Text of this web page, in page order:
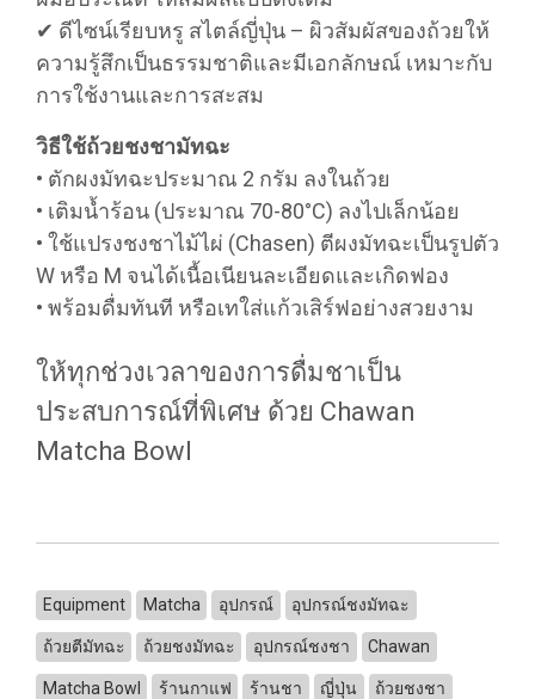
✔ ดีไซน์เรียบหรู สไตล์ญี่ปุ่น – ผิวสัมผัสของถ้วยให้
ความรู้สึกเป็นธรรมชาติและมีเอกลักษณ์ เหมาะกับ
การใช้งานและการสะสม
วิธีใช้ถ้วยชงชามัทฉะ
• ตักผงมัทฉะประมาณ 2 กรัม ลงในถ้วย
• เติมน้ำร้อน (ประมาณ 70-80°C) ลงไปเล็กน้อย
• ใช้แปรงชงชาไม้ไผ่ (Chasen) ตีผงมัทฉะเป็นรูปตัว
W หรือ M จนได้เนื้อเนียนละเอียดและเกิดฟอง
• พร้อมดื่มทันที หรือเทใส่แก้วเสิร์ฟอย่างสวยงาม
ให้ทุกช่วงเวลาของการดื่มชาเป็น
ประสบการณ์ที่พิเศษ ด้วย Chawan
Matcha Bowl
Equipment Matcha อุปกรณ์ อุปกรณ์ชงมัทฉะ
ถ้วยตีมัทฉะ ถ้วยชงมัทฉะ อุปกรณ์ชงชา Chawan
Matcha Bowl ร้านกาแฟ ร้านชา ญี่ปุ่น ถ้วยชงชา